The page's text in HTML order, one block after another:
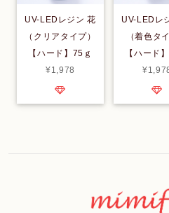
UV-LEDレジン 花
（クリアタイプ）
【ハード】75ｇ
¥1,978
UV-LEDレ
（着色タ
【ハード